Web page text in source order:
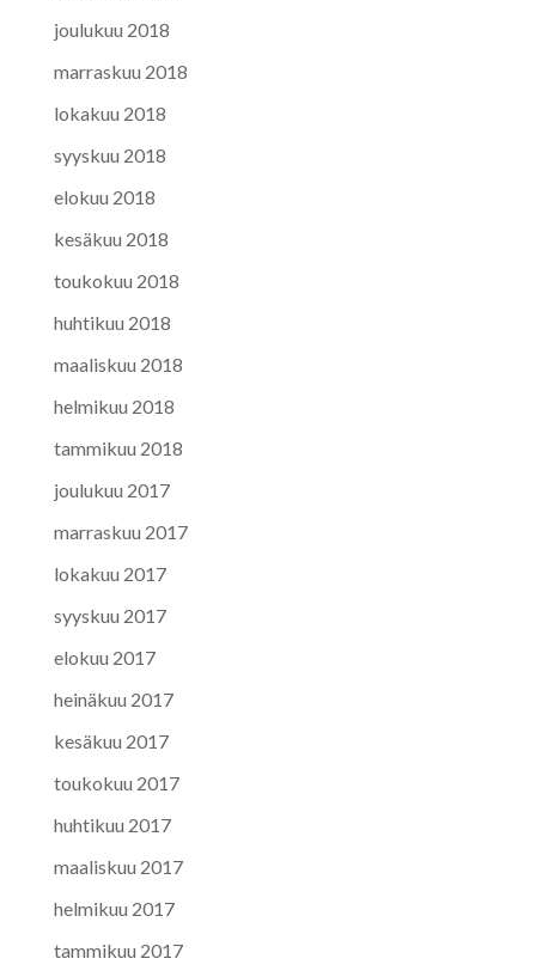
joulukuu 2018
marraskuu 2018
lokakuu 2018
syyskuu 2018
elokuu 2018
kesäkuu 2018
toukokuu 2018
huhtikuu 2018
maaliskuu 2018
helmikuu 2018
tammikuu 2018
joulukuu 2017
marraskuu 2017
lokakuu 2017
syyskuu 2017
elokuu 2017
heinäkuu 2017
kesäkuu 2017
toukokuu 2017
huhtikuu 2017
maaliskuu 2017
helmikuu 2017
tammikuu 2017